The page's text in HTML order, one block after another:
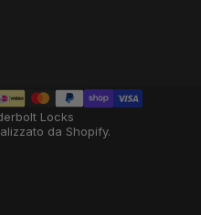
Locks
da Shopify.